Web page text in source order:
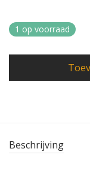
1 op voorraad
Beschrijving